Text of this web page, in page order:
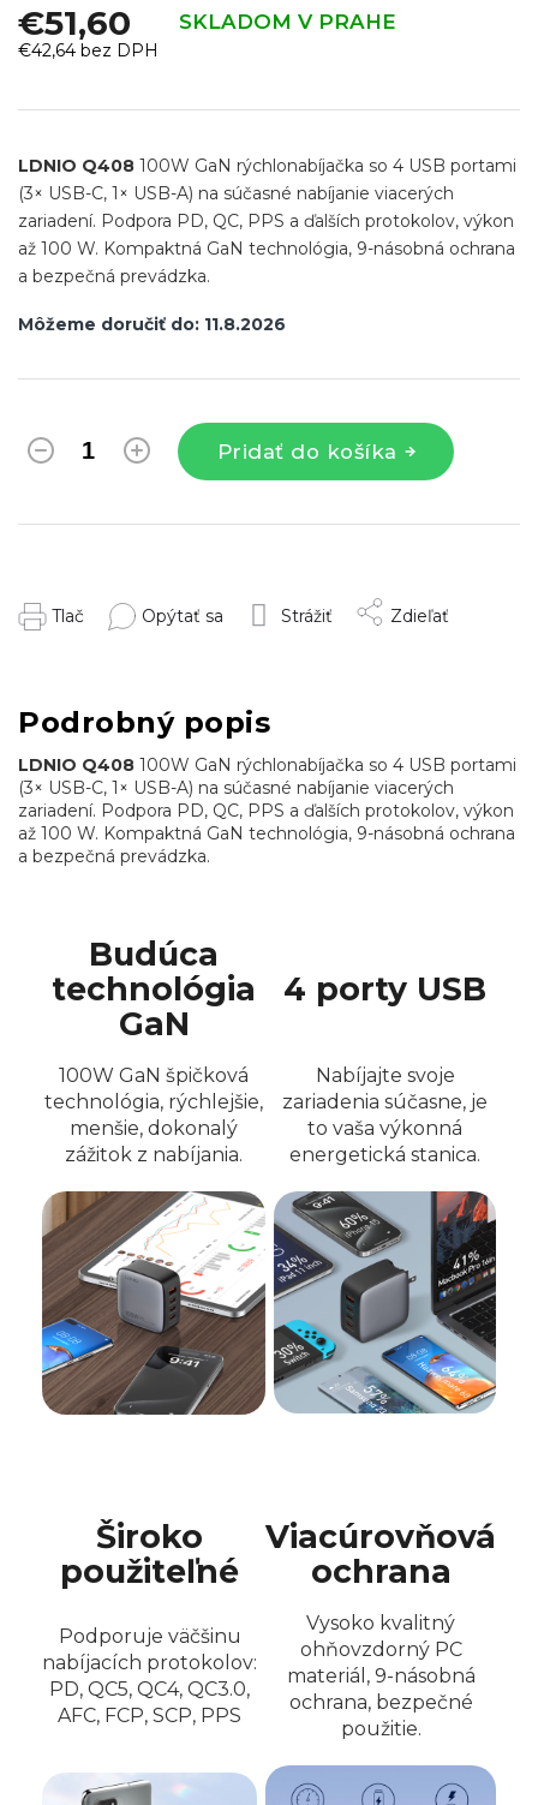
€51,60 SKLADOM V PRAHE
€42,64 bez DPH
cena:
Môžeme doručiť do: 11.8.2026
Pridať do košíka
LDNIO Q408 100W GaN rýchlonabíjačka so 4 USB portami
(3× USB-C, 1× USB-A) na súčasné nabíjanie viacerých
zariadení. Podpora PD, QC, PPS a ďalších protokolov, výkon
až 100 W. Kompaktná GaN technológia, 9-násobná ochrana
a bezpečná prevádzka.
Tlač Opýtať sa Strážiť Zdieľať
Podrobný popis
LDNIO Q408 100W GaN rýchlonabíjačka so 4 USB portami
(3× USB-C, 1× USB-A) na súčasné nabíjanie viacerých
zariadení. Podpora PD, QC, PPS a ďalších protokolov, výkon
až 100 W. Kompaktná GaN technológia, 9-násobná ochrana
a bezpečná prevádzka.
Budúca
technológia
GaN
4 porty USB
100W GaN špičková
technológia, rýchlejšie,
menšie, dokonalý
zážitok z nabíjania.
Nabíjajte svoje
zariadenia súčasne, je
to vaša výkonná
energetická stanica.
Široko
použiteľné
Viacúrovňová
ochrana
Podporuje väčšinu
nabíjacích protokolov:
PD, QC5, QC4, QC3.0,
AFC, FCP, SCP, PPS
Vysoko kvalitný
ohňovzdorný PC
materiál, 9-násobná
ochrana, bezpečné
použitie.